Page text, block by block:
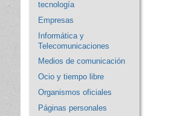
tecnología
Empresas
Informática y
Telecomunicaciones
Medios de comunicación
Ocio y tiempo libre
Organismos oficiales
Páginas personales